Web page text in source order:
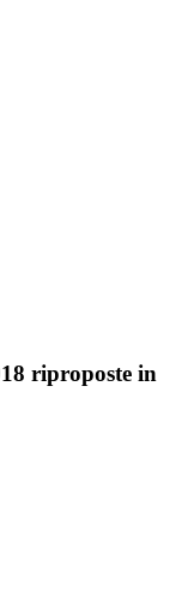
riproposte in